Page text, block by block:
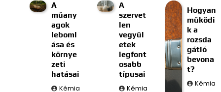
A
műany
agok
leboml
ása és
környe
zeti
hatásai
Kémia
A
szervet
len
vegyül
etek
legfont
osabb
típusai
Kémia
Hogyan
működi
k a
rozsda
gátló
bevona
t?
Kémia